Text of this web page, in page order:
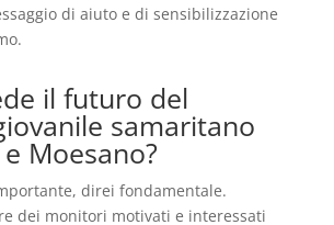
di aiuto e di sensibilizzazione
il futuro del
samaritano
Moesano?
direi fondamentale.
dei monitori motivati e interessati